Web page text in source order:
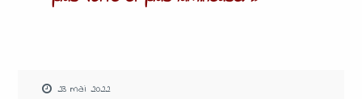
23 mai 2022